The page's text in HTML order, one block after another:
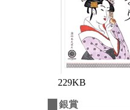
229KB
銀賞